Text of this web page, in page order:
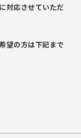
対応させていただ
望の方は下記まで